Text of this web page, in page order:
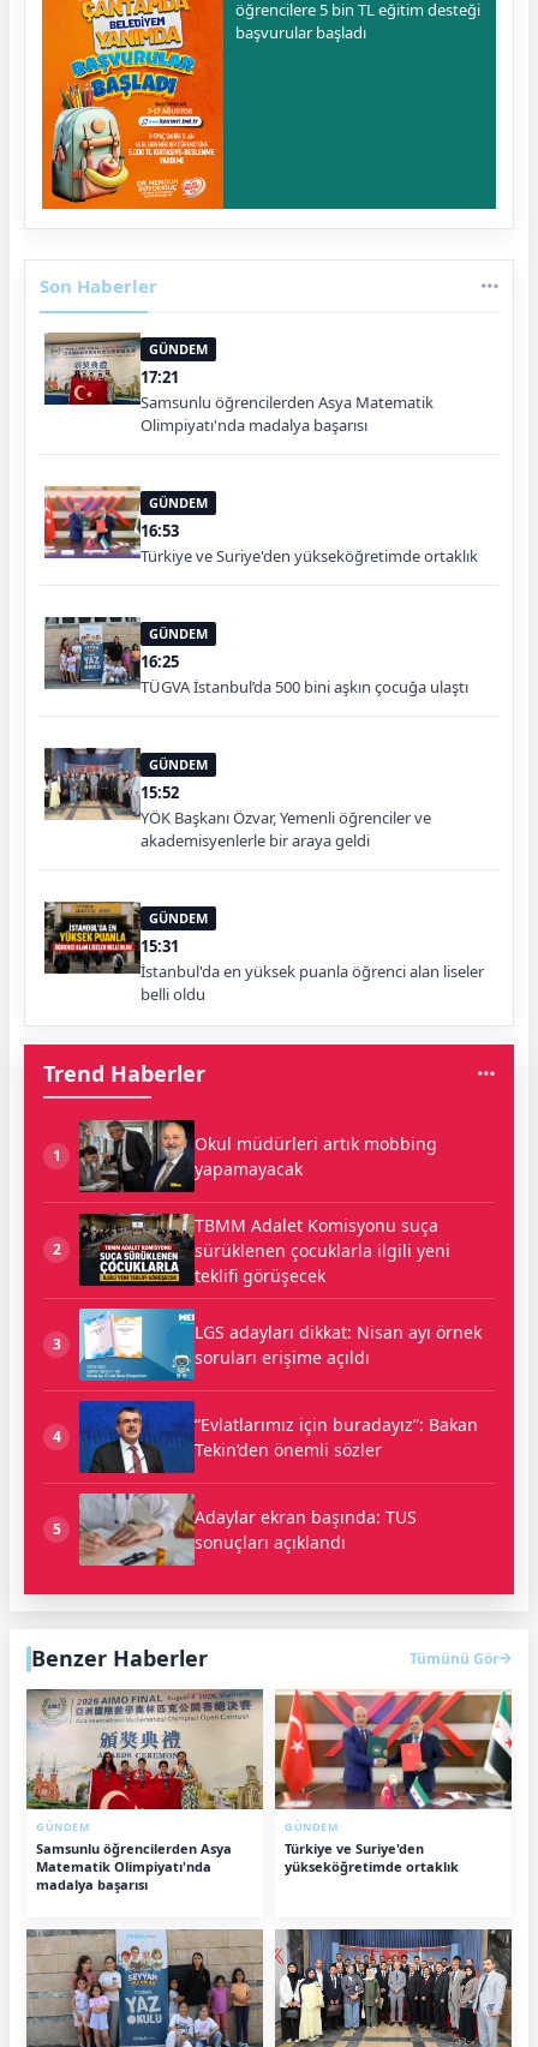
öğrencilere 5 bin TL eğitim desteği
başvurular başladı
Son Haberler
GÜNDEM
17:21
Samsunlu öğrencilerden Asya Matematik
Olimpiyatı'nda madalya başarısı
GÜNDEM
16:53
Türkiye ve Suriye'den yükseköğretimde ortaklık
GÜNDEM
16:25
TÜGVA İstanbul’da 500 bini aşkın çocuğa ulaştı
GÜNDEM
15:52
YÖK Başkanı Özvar, Yemenli öğrenciler ve
akademisyenlerle bir araya geldi
GÜNDEM
15:31
İstanbul'da en yüksek puanla öğrenci alan liseler
belli oldu
Trend Haberler
1
Okul müdürleri artık mobbing
yapamayacak
2
TBMM Adalet Komisyonu suça
sürüklenen çocuklarla ilgili yeni
teklifi görüşecek
3
LGS adayları dikkat: Nisan ayı örnek
soruları erişime açıldı
4
“Evlatlarımız için buradayız”: Bakan
Tekin’den önemli sözler
5
Adaylar ekran başında: TUS
sonuçları açıklandı
Benzer Haberler Tümünü Gör
GÜNDEM
Samsunlu öğrencilerden Asya
Matematik Olimpiyatı'nda
madalya başarısı
GÜNDEM
Türkiye ve Suriye'den
yükseköğretimde ortaklık